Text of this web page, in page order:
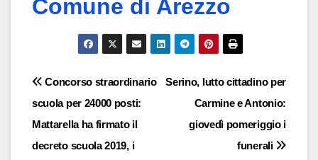
Comune di Arezzo
Navigazione
articoli
Serino, lutto cittadino per
Carmine e Antonio:
giovedì pomeriggio i
funerali
Concorso straordinario
scuola per 24000 posti:
Mattarella ha firmato il
decreto scuola 2019, i